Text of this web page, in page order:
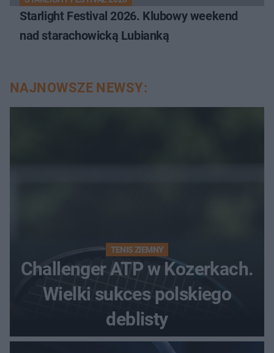
Starlight Festival 2026. Klubowy weekend
nad starachowicką Lubianką
NAJNOWSZE NEWSY:
TENIS ZIEMNY
Challenger ATP w Kozerkach.
Wielki sukces polskiego
deblisty